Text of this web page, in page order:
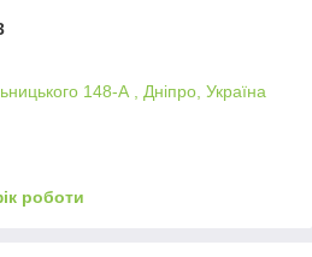
148-А , Дніпро, Україна
роботи